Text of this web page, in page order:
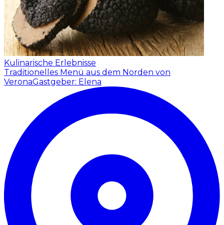
Kulinarische Erlebnisse
Traditionelles Menü aus dem Norden von
VeronaGastgeber: Elena